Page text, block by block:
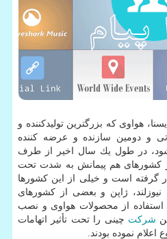
هواوی كه بزرگترین تولیدكننده و
و دومین سازنده و عرضه كننده
در طول یك سال اخیر از طرف
كشورهای هم پیمانش به شدت تحت
گرفته است و خیلی از این كشورها
نیوزلند، ژاپن و بعضی از كشورهای
استفاده از محصولات هواوی و نصب
شركت چینی را تحت تأثیر اتهامات
نموده بودند.